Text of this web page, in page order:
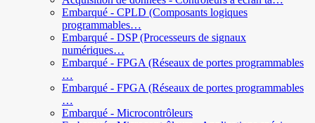
Embarqué - CPLD (Composants logiques
programmables…
Embarqué - DSP (Processeurs de signaux
numériques…
Embarqué - FPGA (Réseaux de portes programmables
…
Embarqué - FPGA (Réseaux de portes programmables
…
Embarqué - Microcontrôleurs